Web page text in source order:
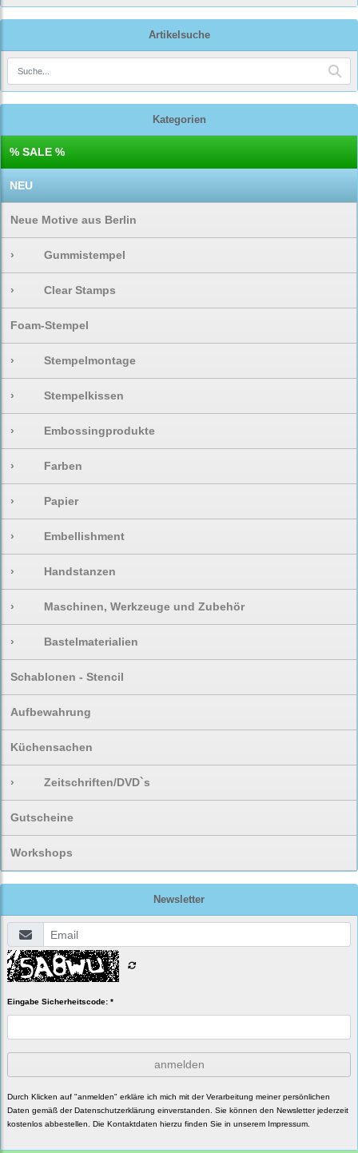
Artikelsuche
Kategorien
% SALE %
NEU
Neue Motive aus Berlin
› Gummistempel
› Clear Stamps
Foam-Stempel
› Stempelmontage
› Stempelkissen
› Embossingprodukte
› Farben
› Papier
› Embellishment
› Handstanzen
› Maschinen, Werkzeuge und Zubehör
› Bastelmaterialien
Schablonen - Stencil
Aufbewahrung
Küchensachen
› Zeitschriften/DVD`s
Gutscheine
Workshops
Newsletter
Eingabe Sicherheitscode: *
anmelden
Durch Klicken auf "anmelden" erkläre ich mich mit der Verarbeitung meiner persönlichen
Daten gemäß der Datenschutzerklärung einverstanden. Sie können den Newsletter jederzeit
kostenlos abbestellen. Die Kontaktdaten hierzu finden Sie in unserem Impressum.